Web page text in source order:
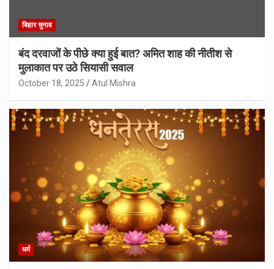
बिहार चुनाव
बंद दरवाजों के पीछे क्या हुई बात? अमित शाह की नीतीश से
मुलाकात पर उठे सियासी सवाल
October 18, 2025 Atul Mishra
धर्म